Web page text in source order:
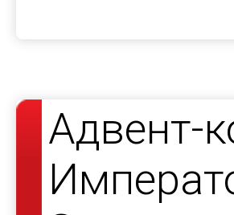
Адвент-